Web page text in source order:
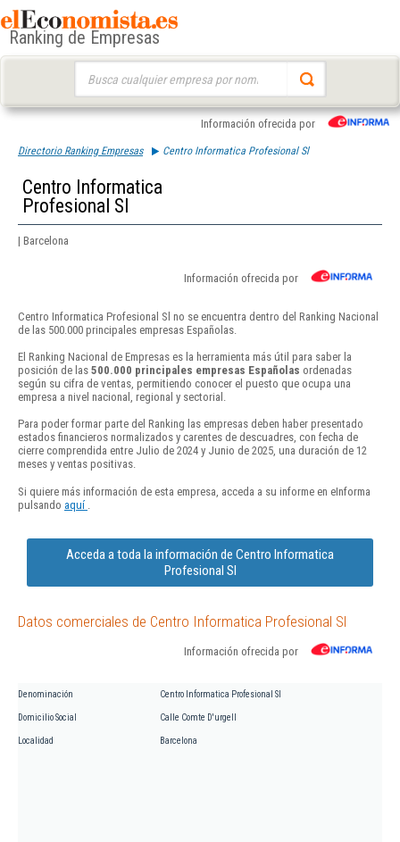
Ranking de Empresas
Información ofrecida por
Directorio Ranking Empresas Centro Informatica Profesional Sl
Centro Informatica
Profesional Sl
| Barcelona
Información ofrecida por
Centro Informatica Profesional Sl no se encuentra dentro del Ranking Nacional
de las 500.000 principales empresas Españolas.
El Ranking Nacional de Empresas es la herramienta más útil para saber la
posición de las 500.000 principales empresas Españolas ordenadas
según su cifra de ventas, permitiendo conocer el puesto que ocupa una
empresa a nivel nacional, regional y sectorial.
Para poder formar parte del Ranking las empresas deben haber presentado
estados financieros normalizados y carentes de descuadres, con fecha de
cierre comprendida entre Julio de 2024 y Junio de 2025, una duración de 12
meses y ventas positivas.
Si quiere más información de esta empresa, acceda a su informe en eInforma
pulsando aquí
Acceda a toda la información de Centro Informatica
Profesional Sl
Datos comerciales de Centro Informatica Profesional Sl
Información ofrecida por
Denominación Centro Informatica Profesional Sl
Domicilio Social Calle Comte D'urgell
Localidad Barcelona